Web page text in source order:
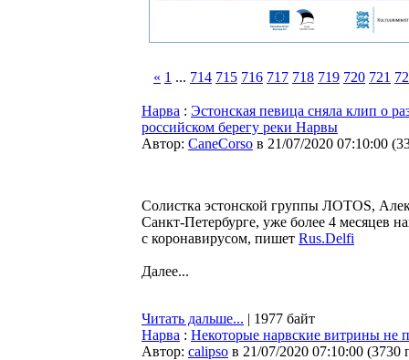
« 1 ... 714 715 716 717 718 719 720 721
Нарва : Эстонская певица сняла клип о
российском берегу реки Нарвы
Автор: CaneCorso в 21/07/2020 07:10:00 (
Солистка эстонской группы ЛОТОS,
Санкт-Петербурге, уже более 4 месяцев
с коронавирусом, пишет Rus.Delfi
Далее...
Читать дальше... | 1977 байт
Нарва : Некоторые нарвские витрины не
Автор: calipso в 21/07/2020 07:10:00 (3730